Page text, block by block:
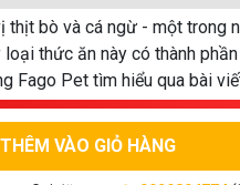
thịt bò và cá ngừ - một trong
loại thức ăn này có thành
Fago Pet tìm hiểu qua bài
THÊM VÀO GIỎ HÀNG